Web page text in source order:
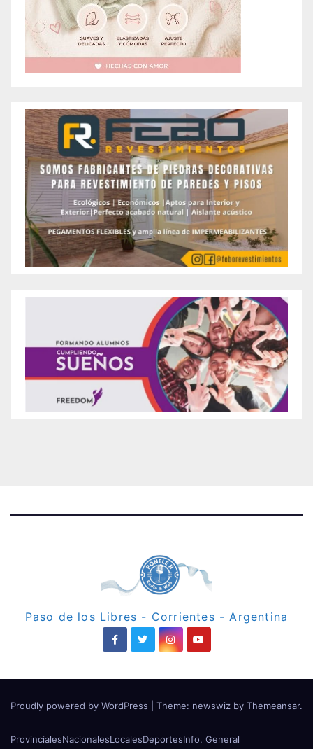
Paso de los Libres - Corrientes - Argentina
Proudly powered by WordPress Theme: newswiz by Themeansar.
ProvincialesNacionalesLocalesDeportesInfo. General